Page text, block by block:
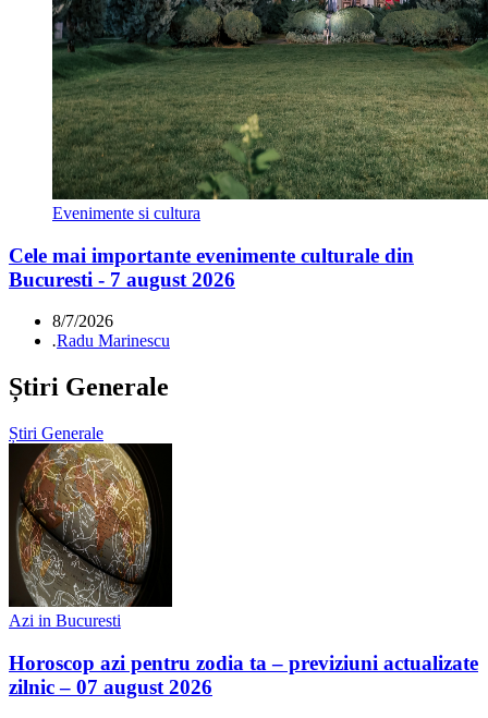
Evenimente si cultura
Cele mai importante evenimente culturale din
Bucuresti - 7 august 2026
8/7/2026
.Radu Marinescu
Știri Generale
Știri Generale
Azi in Bucuresti
Horoscop azi pentru zodia ta – previziuni actualizate
zilnic – 07 august 2026